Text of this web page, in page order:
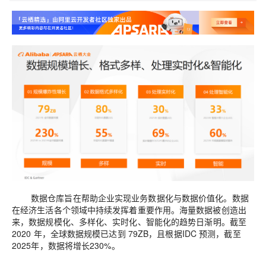
数据仓库旨在帮助企业实现业务数据化与数据价值化。数据
在经济生活各个领域中持续发挥着重要作用。海量数据被创造出
来，数据规模化、多样化、实时化、智能化的趋势日渐明。 截至
2020 年，全球数据规模已达到 79ZB，且根据IDC预测，截至
2025年，数据将增长230%。